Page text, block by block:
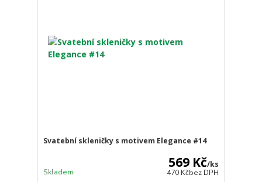
Svatební skleničky s motivem Elegance #14
569 Kč/ks
470 Kčbez DPH
Skladem